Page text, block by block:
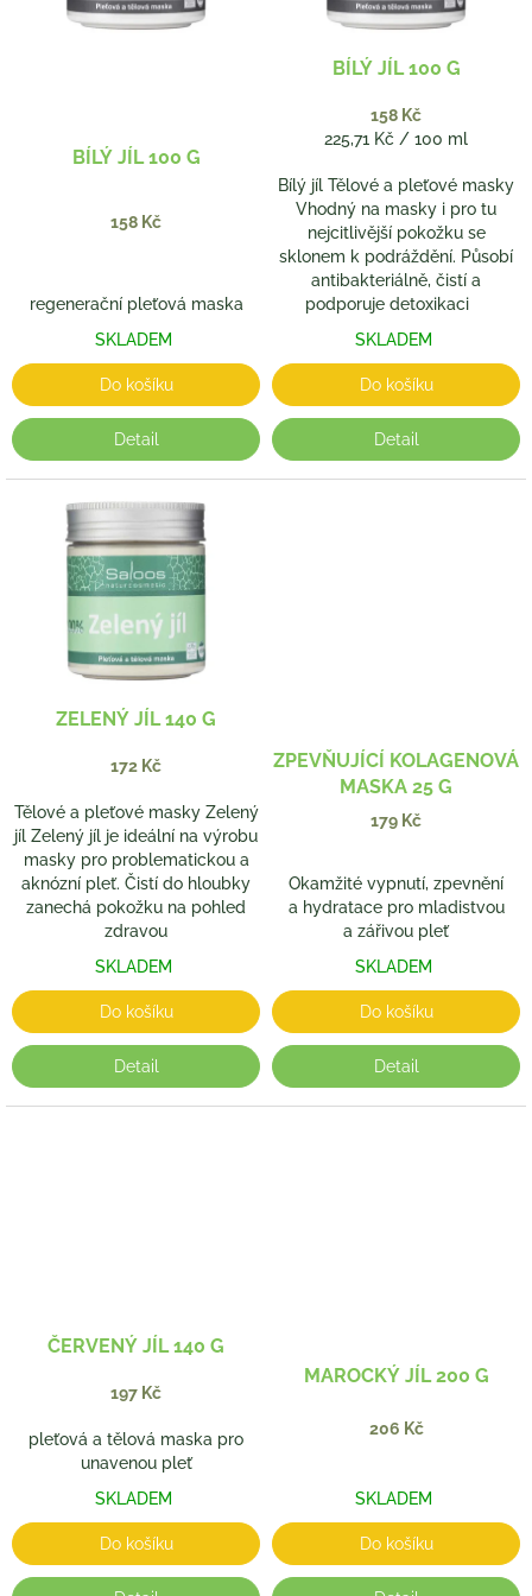
BÍLÝ JÍL 100 G
158 Kč
regenerační pleťová maska
SKLADEM
Do košíku
Detail
BÍLÝ JÍL 100 G
158 Kč
Měrná
225,71 Kč / 100 ml
Bílý jíl Tělové a pleťové masky
Vhodný na masky i pro tu
nejcitlivější pokožku se
sklonem k podráždění. Působí
antibakteriálně, čistí a
podporuje detoxikaci
SKLADEM
Do košíku
Detail
ZELENÝ JÍL 140 G
172 Kč
Tělové a pleťové masky Zelený
jíl Zelený jíl je ideální na výrobu
masky pro problematickou a
aknózní pleť. Čistí do hloubky
zanechá pokožku na pohled
zdravou
SKLADEM
Do košíku
Detail
ZPEVŇUJÍCÍ KOLAGENOVÁ
MASKA 25 G
179 Kč
Okamžité vypnutí, zpevnění
a hydratace pro mladistvou
a zářivou pleť
SKLADEM
Do košíku
Detail
ČERVENÝ JÍL 140 G
197 Kč
pleťová a tělová maska pro
unavenou pleť
SKLADEM
Do košíku
MAROCKÝ JÍL 200 G
206 Kč
SKLADEM
Do košíku